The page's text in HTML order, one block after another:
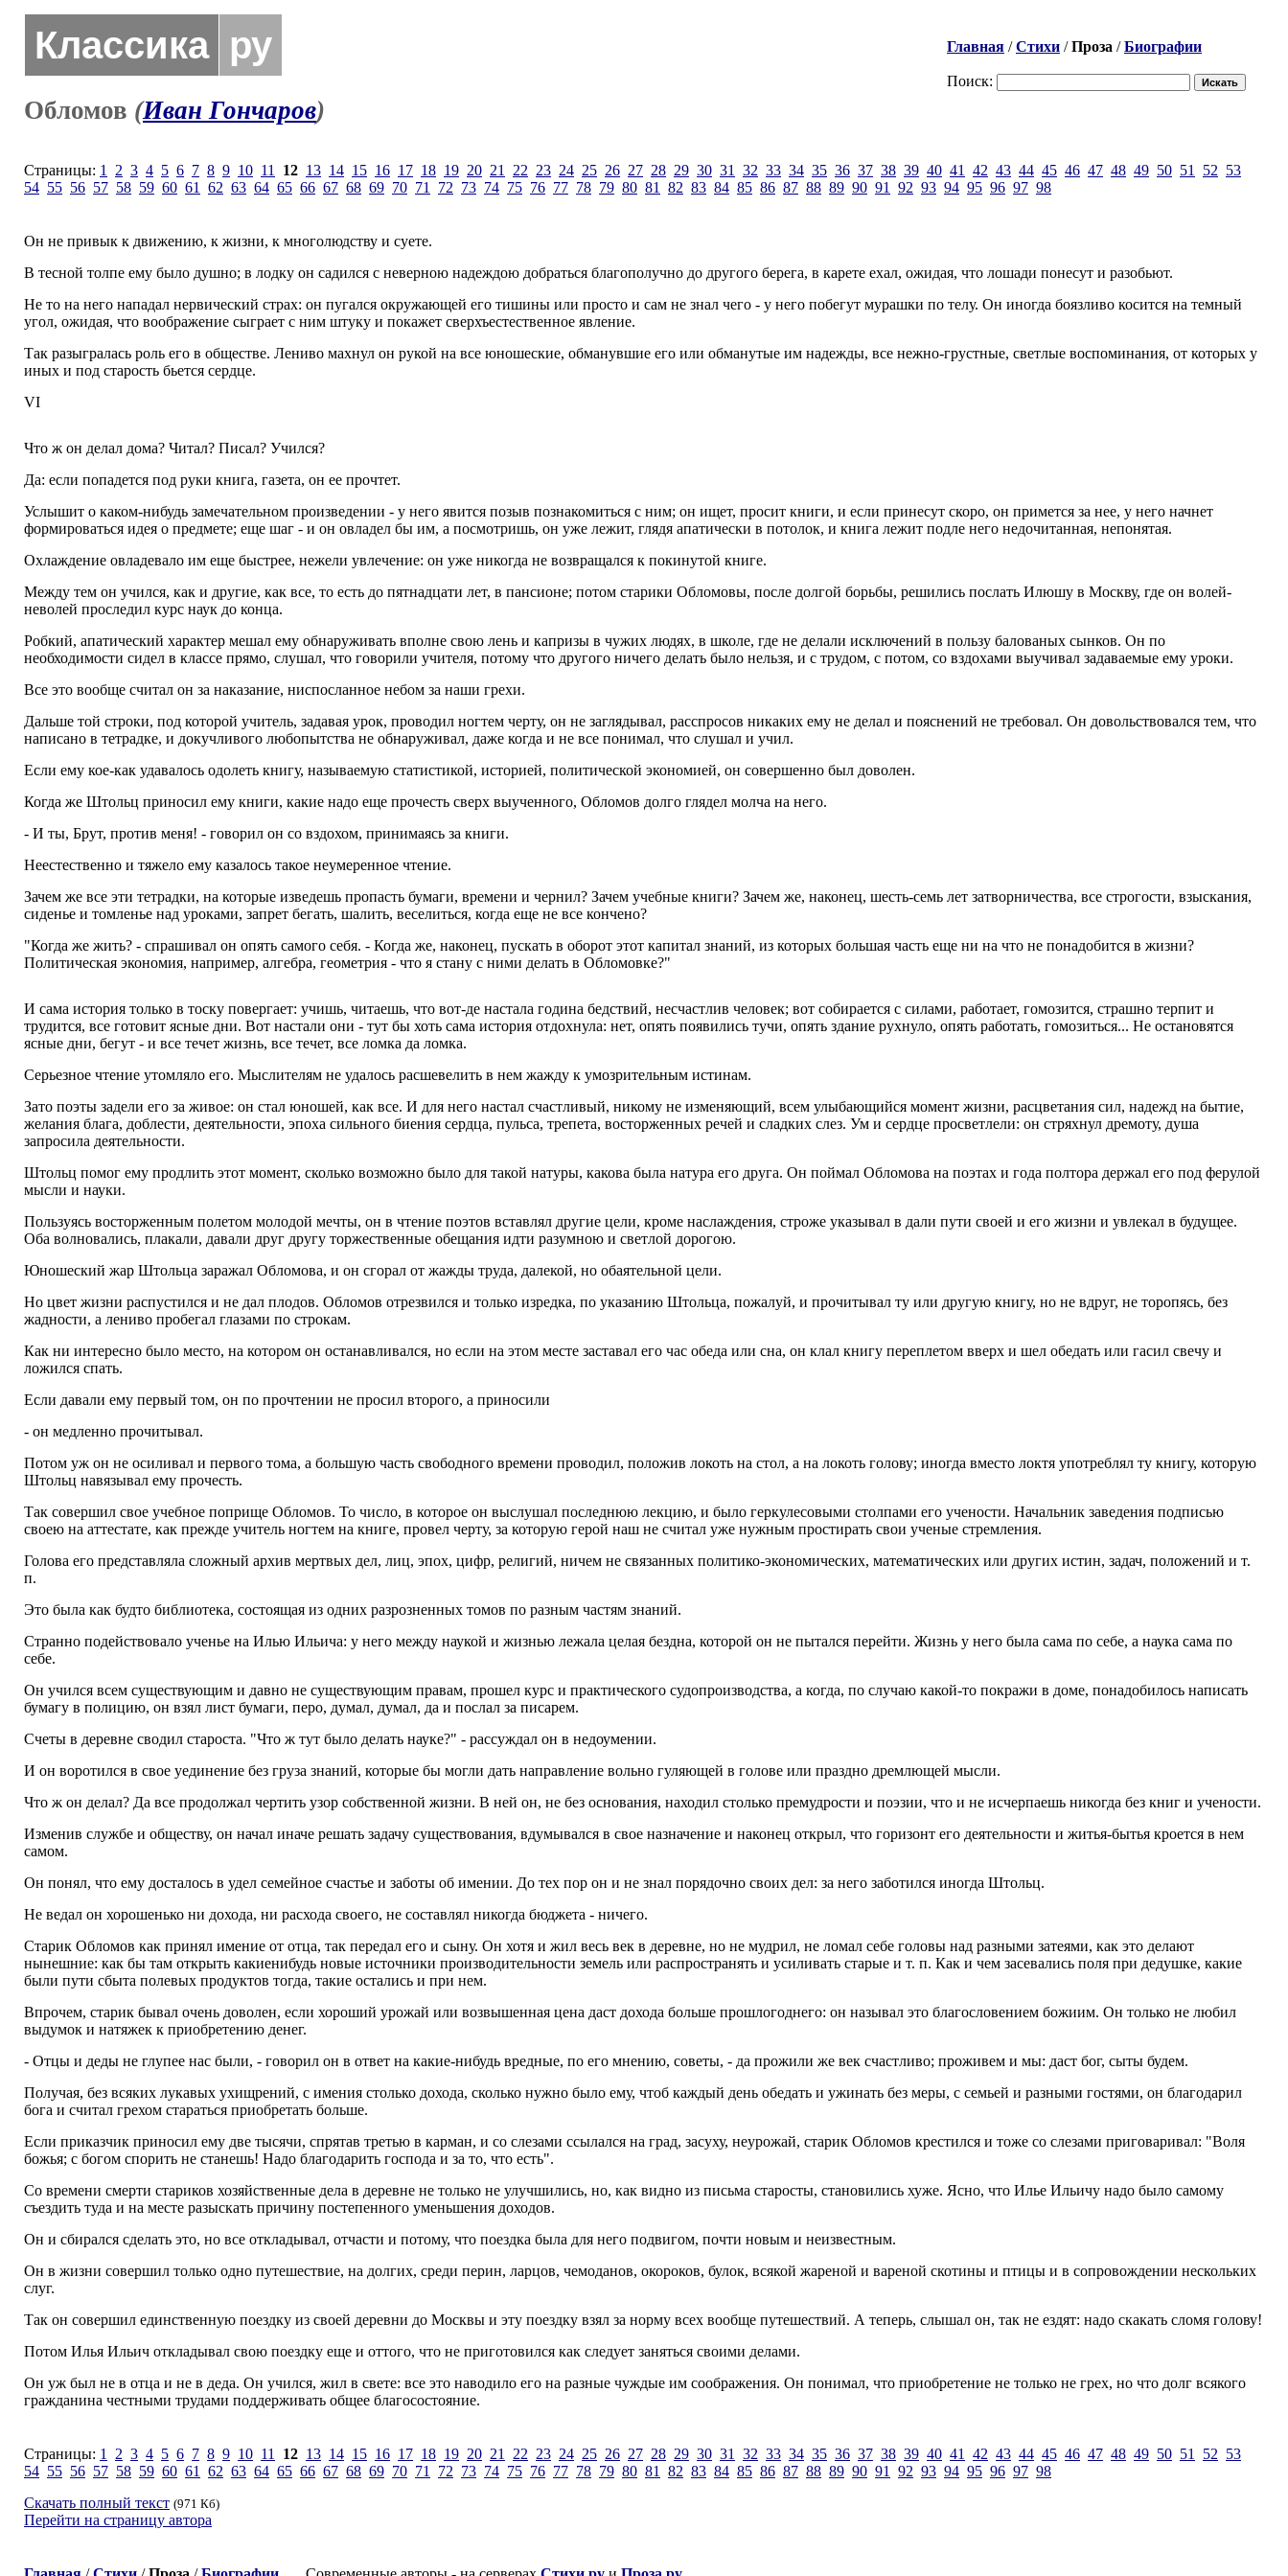
Главная /Стихи /Проза /Биографии
Поиск:
Классика ру
Обломов (Иван Гончаров)
Страницы: 1 2 3 4 5 6 7 8 9 10 11 12 13 14 15 16 17 18 19 20 21 22 23 24 25 26 27 28 29 30 31 32 33 34 35 36 37 38 39 40 41 42 43 44 45 46 47 48 49 50 51 52 53
54 55 56 57 58 59 60 61 62 63 64 65 66 67 68 69 70 71 72 73 74 75 76 77 78 79 80 81 82 83 84 85 86 87 88 89 90 91 92 93 94 95 96 97 98
Он не привык к движению, к жизни, к многолюдству и суете.
В тесной толпе ему было душно; в лодку он садился с неверною надеждою добраться благополучно до другого берега, в карете ехал, ожидая, что лошади понесут и разобьют.
Не то на него нападал нервический страх: он пугался окружающей его тишины или просто и сам не знал чего - у него побегут мурашки по телу. Он иногда боязливо косится на темный
угол, ожидая, что воображение сыграет с ним штуку и покажет сверхъестественное явление.
Так разыгралась роль его в обществе. Лениво махнул он рукой на все юношеские, обманувшие его или обманутые им надежды, все нежно-грустные, светлые воспоминания, от которых у
иных и под старость бьется сердце.
VI
Что ж он делал дома? Читал? Писал? Учился?
Да: если попадется под руки книга, газета, он ее прочтет.
Услышит о каком-нибудь замечательном произведении - у него явится позыв познакомиться с ним; он ищет, просит книги, и если принесут скоро, он примется за нее, у него начнет
формироваться идея о предмете; еще шаг - и он овладел бы им, а посмотришь, он уже лежит, глядя апатически в потолок, и книга лежит подле него недочитанная, непонятая.
Охлаждение овладевало им еще быстрее, нежели увлечение: он уже никогда не возвращался к покинутой книге.
Между тем он учился, как и другие, как все, то есть до пятнадцати лет, в пансионе; потом старики Обломовы, после долгой борьбы, решились послать Илюшу в Москву, где он волей-
неволей проследил курс наук до конца.
Робкий, апатический характер мешал ему обнаруживать вполне свою лень и капризы в чужих людях, в школе, где не делали исключений в пользу балованых сынков. Он по
необходимости сидел в классе прямо, слушал, что говорили учителя, потому что другого ничего делать было нельзя, и с трудом, с потом, со вздохами выучивал задаваемые ему уроки.
Все это вообще считал он за наказание, ниспосланное небом за наши грехи.
Дальше той строки, под которой учитель, задавая урок, проводил ногтем черту, он не заглядывал, расспросов никаких ему не делал и пояснений не требовал. Он довольствовался тем, что
написано в тетрадке, и докучливого любопытства не обнаруживал, даже когда и не все понимал, что слушал и учил.
Если ему кое-как удавалось одолеть книгу, называемую статистикой, историей, политической экономией, он совершенно был доволен.
Когда же Штольц приносил ему книги, какие надо еще прочесть сверх выученного, Обломов долго глядел молча на него.
- И ты, Брут, против меня! - говорил он со вздохом, принимаясь за книги.
Неестественно и тяжело ему казалось такое неумеренное чтение.
Зачем же все эти тетрадки, на которые изведешь пропасть бумаги, времени и чернил? Зачем учебные книги? Зачем же, наконец, шесть-семь лет затворничества, все строгости, взыскания,
сиденье и томленье над уроками, запрет бегать, шалить, веселиться, когда еще не все кончено?
"Когда же жить? - спрашивал он опять самого себя. - Когда же, наконец, пускать в оборот этот капитал знаний, из которых большая часть еще ни на что не понадобится в жизни?
Политическая экономия, например, алгебра, геометрия - что я стану с ними делать в Обломовке?"
И сама история только в тоску повергает: учишь, читаешь, что вот-де настала година бедствий, несчастлив человек; вот собирается с силами, работает, гомозится, страшно терпит и
трудится, все готовит ясные дни. Вот настали они - тут бы хоть сама история отдохнула: нет, опять появились тучи, опять здание рухнуло, опять работать, гомозиться... Не остановятся
ясные дни, бегут - и все течет жизнь, все течет, все ломка да ломка.
Серьезное чтение утомляло его. Мыслителям не удалось расшевелить в нем жажду к умозрительным истинам.
Зато поэты задели его за живое: он стал юношей, как все. И для него настал счастливый, никому не изменяющий, всем улыбающийся момент жизни, расцветания сил, надежд на бытие,
желания блага, доблести, деятельности, эпоха сильного биения сердца, пульса, трепета, восторженных речей и сладких слез. Ум и сердце просветлели: он стряхнул дремоту, душа
запросила деятельности.
Штольц помог ему продлить этот момент, сколько возможно было для такой натуры, какова была натура его друга. Он поймал Обломова на поэтах и года полтора держал его под ферулой
мысли и науки.
Пользуясь восторженным полетом молодой мечты, он в чтение поэтов вставлял другие цели, кроме наслаждения, строже указывал в дали пути своей и его жизни и увлекал в будущее.
Оба волновались, плакали, давали друг другу торжественные обещания идти разумною и светлой дорогою.
Юношеский жар Штольца заражал Обломова, и он сгорал от жажды труда, далекой, но обаятельной цели.
Но цвет жизни распустился и не дал плодов. Обломов отрезвился и только изредка, по указанию Штольца, пожалуй, и прочитывал ту или другую книгу, но не вдруг, не торопясь, без
жадности, а лениво пробегал глазами по строкам.
Как ни интересно было место, на котором он останавливался, но если на этом месте заставал его час обеда или сна, он клал книгу переплетом вверх и шел обедать или гасил свечу и
ложился спать.
Если давали ему первый том, он по прочтении не просил второго, а приносили
- он медленно прочитывал.
Потом уж он не осиливал и первого тома, а большую часть свободного времени проводил, положив локоть на стол, а на локоть голову; иногда вместо локтя употреблял ту книгу, которую
Штольц навязывал ему прочесть.
Так совершил свое учебное поприще Обломов. То число, в которое он выслушал последнюю лекцию, и было геркулесовыми столпами его учености. Начальник заведения подписью
своею на аттестате, как прежде учитель ногтем на книге, провел черту, за которую герой наш не считал уже нужным простирать свои ученые стремления.
Голова его представляла сложный архив мертвых дел, лиц, эпох, цифр, религий, ничем не связанных политико-экономических, математических или других истин, задач, положений и т.
п.
Это была как будто библиотека, состоящая из одних разрозненных томов по разным частям знаний.
Странно подействовало ученье на Илью Ильича: у него между наукой и жизнью лежала целая бездна, которой он не пытался перейти. Жизнь у него была сама по себе, а наука сама по
себе.
Он учился всем существующим и давно не существующим правам, прошел курс и практического судопроизводства, а когда, по случаю какой-то покражи в доме, понадобилось написать
бумагу в полицию, он взял лист бумаги, перо, думал, думал, да и послал за писарем.
Счеты в деревне сводил староста. "Что ж тут было делать науке?" - рассуждал он в недоумении.
И он воротился в свое уединение без груза знаний, которые бы могли дать направление вольно гуляющей в голове или праздно дремлющей мысли.
Что ж он делал? Да все продолжал чертить узор собственной жизни. В ней он, не без основания, находил столько премудрости и поэзии, что и не исчерпаешь никогда без книг и учености.
Изменив службе и обществу, он начал иначе решать задачу существования, вдумывался в свое назначение и наконец открыл, что горизонт его деятельности и житья-бытья кроется в нем
самом.
Он понял, что ему досталось в удел семейное счастье и заботы об имении. До тех пор он и не знал порядочно своих дел: за него заботился иногда Штольц.
Не ведал он хорошенько ни дохода, ни расхода своего, не составлял никогда бюджета - ничего.
Старик Обломов как принял имение от отца, так передал его и сыну. Он хотя и жил весь век в деревне, но не мудрил, не ломал себе головы над разными затеями, как это делают
нынешние: как бы там открыть какиенибудь новые источники производительности земель или распространять и усиливать старые и т. п. Как и чем засевались поля при дедушке, какие
были пути сбыта полевых продуктов тогда, такие остались и при нем.
Впрочем, старик бывал очень доволен, если хороший урожай или возвышенная цена даст дохода больше прошлогоднего: он называл это благословением божиим. Он только не любил
выдумок и натяжек к приобретению денег.
- Отцы и деды не глупее нас были, - говорил он в ответ на какие-нибудь вредные, по его мнению, советы, - да прожили же век счастливо; проживем и мы: даст бог, сыты будем.
Получая, без всяких лукавых ухищрений, с имения столько дохода, сколько нужно было ему, чтоб каждый день обедать и ужинать без меры, с семьей и разными гостями, он благодарил
бога и считал грехом стараться приобретать больше.
Если приказчик приносил ему две тысячи, спрятав третью в карман, и со слезами ссылался на град, засуху, неурожай, старик Обломов крестился и тоже со слезами приговаривал: "Воля
божья; с богом спорить не станешь! Надо благодарить господа и за то, что есть".
Со времени смерти стариков хозяйственные дела в деревне не только не улучшились, но, как видно из письма старосты, становились хуже. Ясно, что Илье Ильичу надо было самому
съездить туда и на месте разыскать причину постепенного уменьшения доходов.
Он и сбирался сделать это, но все откладывал, отчасти и потому, что поездка была для него подвигом, почти новым и неизвестным.
Он в жизни совершил только одно путешествие, на долгих, среди перин, ларцов, чемоданов, окороков, булок, всякой жареной и вареной скотины и птицы и в сопровождении нескольких
слуг.
Так он совершил единственную поездку из своей деревни до Москвы и эту поездку взял за норму всех вообще путешествий. А теперь, слышал он, так не ездят: надо скакать сломя голову!
Потом Илья Ильич откладывал свою поездку еще и оттого, что не приготовился как следует заняться своими делами.
Он уж был не в отца и не в деда. Он учился, жил в свете: все это наводило его на разные чуждые им соображения. Он понимал, что приобретение не только не грех, но что долг всякого
гражданина честными трудами поддерживать общее благосостояние.
Страницы: 1 2 3 4 5 6 7 8 9 10 11 12 13 14 15 16 17 18 19 20 21 22 23 24 25 26 27 28 29 30 31 32 33 34 35 36 37 38 39 40 41 42 43 44 45 46 47 48 49 50 51 52 53
54 55 56 57 58 59 60 61 62 63 64 65 66 67 68 69 70 71 72 73 74 75 76 77 78 79 80 81 82 83 84 85 86 87 88 89 90 91 92 93 94 95 96 97 98
Скачать полный текст (971 Кб)
Перейти на страницу автора